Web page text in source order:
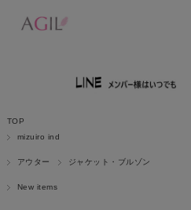
TOP
mizuiro ind
アウター ジャケット・ブルゾン
New items